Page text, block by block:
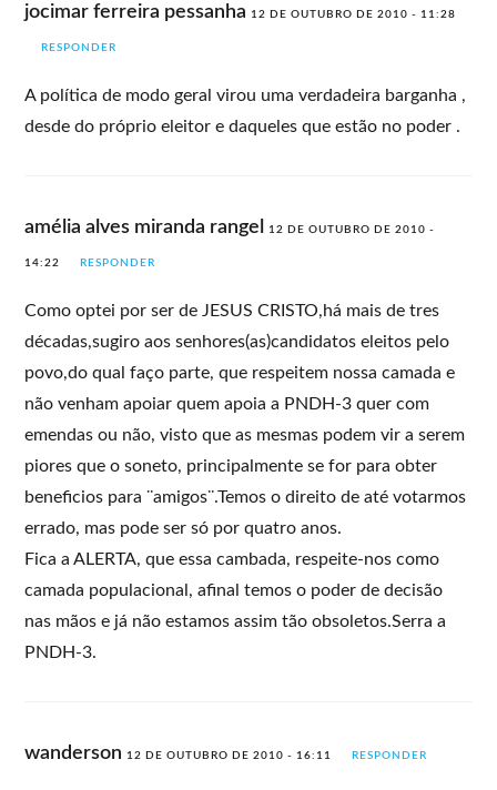
jocimar ferreira pessanha 12 DE OUTUBRO DE 2010 - 11:28
RESPONDER
A política de modo geral virou uma verdadeira barganha ,
desde do próprio eleitor e daqueles que estão no poder .
amélia alves miranda rangel 12 DE OUTUBRO DE 2010 -
14:22 RESPONDER
Como optei por ser de JESUS CRISTO,há mais de tres
décadas,sugiro aos senhores(as)candidatos eleitos pelo
povo,do qual faço parte, que respeitem nossa camada e
não venham apoiar quem apoia a PNDH-3 quer com
emendas ou não, visto que as mesmas podem vir a serem
piores que o soneto, principalmente se for para obter
beneficios para ¨amigos¨.Temos o direito de até votarmos
errado, mas pode ser só por quatro anos.
Fica a ALERTA, que essa cambada, respeite-nos como
camada populacional, afinal temos o poder de decisão
nas mãos e já não estamos assim tão obsoletos.Serra a
PNDH-3.
wanderson 12 DE OUTUBRO DE 2010 - 16:11 RESPONDER